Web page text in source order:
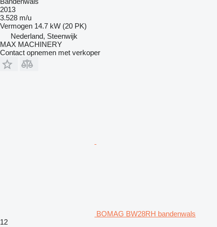
2013
3.528 m/u
Vermogen 14.7 kW (20 PK)
Nederland, Steenwijk
MAX MACHINERY
Contact opnemen met verkoper
BOMAG BW28RH bandenwals
12